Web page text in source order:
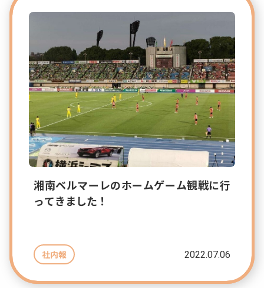
湘南ベルマーレのホームゲーム観戦に行
ってきました！
社内報 2022.07.06